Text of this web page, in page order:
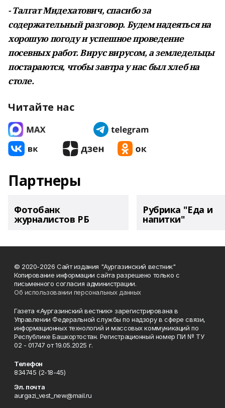
- Талгат Мидехатович, спасибо за
содержательный разговор. Будем надеяться на
хорошую погоду и успешное проведение
посевных работ. Вирус вирусом, а земледельцы
постараются, чтобы завтра у нас был хлеб на
столе.
Читайте нас
Партнеры
Фотобанк
журналистов РБ
Рубрика "Еда и
напитки"
© 2020-2026 Сайт издания "Аургазинский вестник"
Копирование информации сайта разрешено только с
письменного согласия администрации.
Об использовании персональных данных
Газета «Аургазинский вестник» зарегистрирована в
Управлении Федеральной службы по надзору в сфере связи,
информационных технологий и массовых коммуникаций по
Республике Башкортостан. Регистрационный номер ПИ № ТУ
02 - 01747 от 19.05.2025 г.
Телефон
834745 (2-18-45)
Эл. почта
aurgazi_vest_new@mail.ru